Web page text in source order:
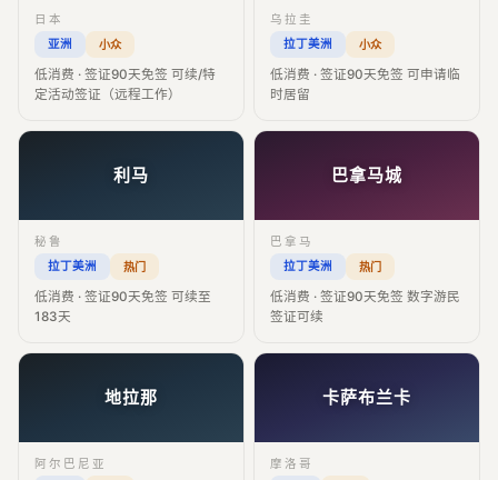
日本
亚洲
小众
低消费 · 签证90天免签 可续/特
定活动签证（远程工作）
乌拉圭
拉丁美洲
小众
低消费 · 签证90天免签 可申请临
时居留
利马
秘鲁
拉丁美洲
热门
低消费 · 签证90天免签 可续至
183天
巴拿马城
巴拿马
拉丁美洲
热门
低消费 · 签证90天免签 数字游民
签证可续
地拉那
阿尔巴尼亚
卡萨布兰卡
摩洛哥